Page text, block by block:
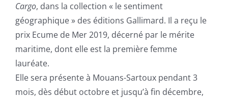
Cargo, dans la collection « le sentiment
géographique » des éditions Gallimard. Il a reçu le
prix Ecume de Mer 2019, décerné par le mérite
maritime, dont elle est la première femme
lauréate.
Elle sera présente à Mouans-Sartoux pendant 3
mois, dès début octobre et jusqu’à fin décembre,